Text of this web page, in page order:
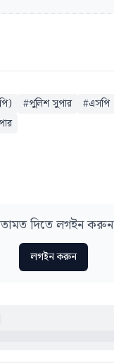
#পুলিশ সুপার #এসপি
দিতে লগইন করুন
লগইন করুন